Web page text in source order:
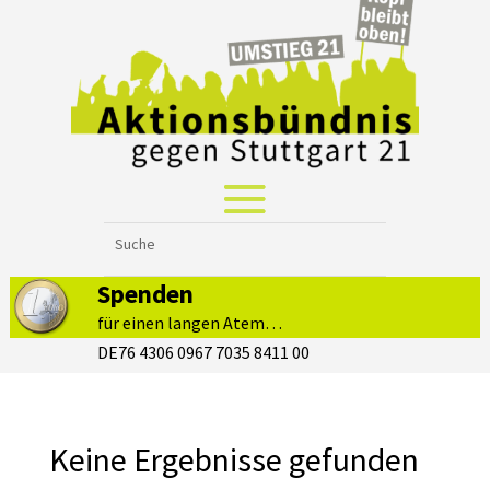
Spenden
für einen langen Atem…
DE76 4306 0967 7035 8411 00
Keine Ergebnisse gefunden